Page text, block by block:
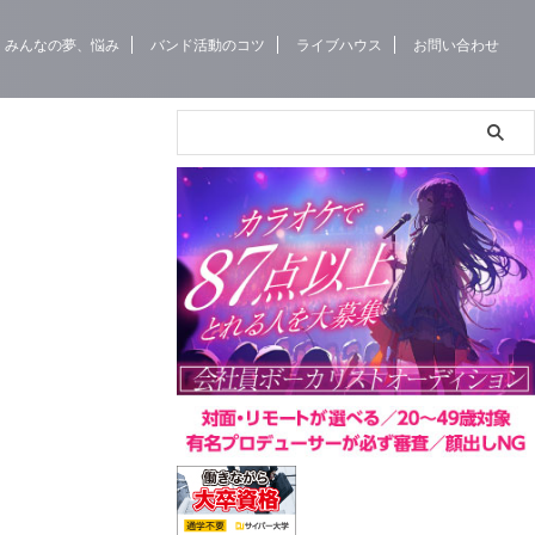
みんなの夢、悩み バンド活動のコツ ライブハウス お問い合わせ